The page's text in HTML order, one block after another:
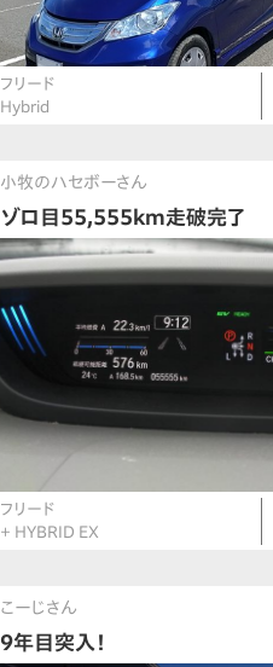
フリード
Hybrid
小牧のハセボーさん
ゾロ目55,555km走破完了
フリード
＋ HYBRID EX
こーじさん
9年目突入！